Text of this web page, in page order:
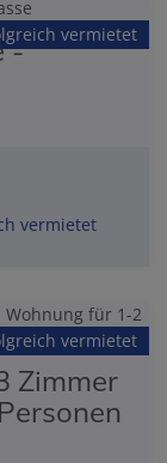
vermietet
-
vermietet
vermietet
Zimmer